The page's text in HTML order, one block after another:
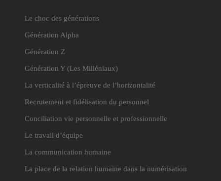
Le choc des générations
Génération Alpha
Génération Z
Génération Y (Les Milléniaux)
La verticalité à l’épreuve de l’horizontalité
Recrutement et fidélisation du personnel
Conciliation vie personnelle et professionnelle
Le travail d’équipe
La communication humaine
La place de la relation humaine dans la numérisation